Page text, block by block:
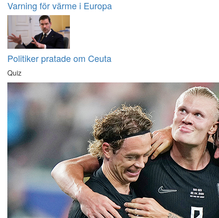
Varning för värme i Europa
Politiker pratade om Ceuta
Quiz